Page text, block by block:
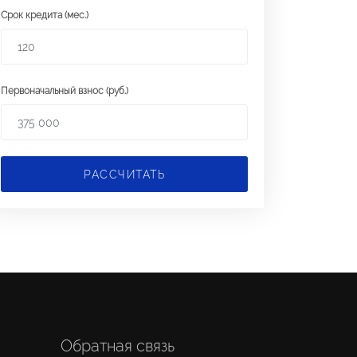
Срок кредита (мес.)
Первоначальный взнос (руб.)
РАССЧИТАТЬ
Обратная связь